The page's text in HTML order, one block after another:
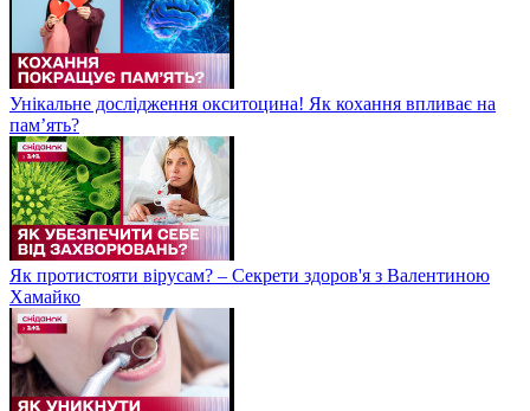
Унікальне дослідження окситоцина! Як кохання впливає на
пам’ять?
Як протистояти вірусам? – Секрети здоров'я з Валентиною
Хамайко